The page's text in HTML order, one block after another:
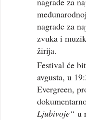
nagrade za
zvuka i
žirija.
Festival će
avgusta, u
Evergreen,
Ljubivoje“ u